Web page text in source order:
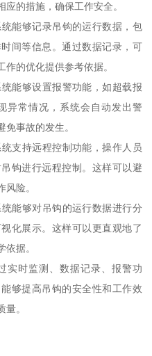
的措施，确保工作安全。
能够记录吊钩的运行数据，包
间等信息。通过数据记录，可
的优化提供参考依据。
能够设置报警功能，如超载报
异常情况，系统会自动发出警
事故的发生。
支持远程控制功能，操作人员
钩进行远程控制。这样可以避
险。
能够对吊钩的运行数据进行分
化展示。这样可以更直观地了
据。
实时监测、数据记录、报警功
够提高吊钩的安全性和工作效
。